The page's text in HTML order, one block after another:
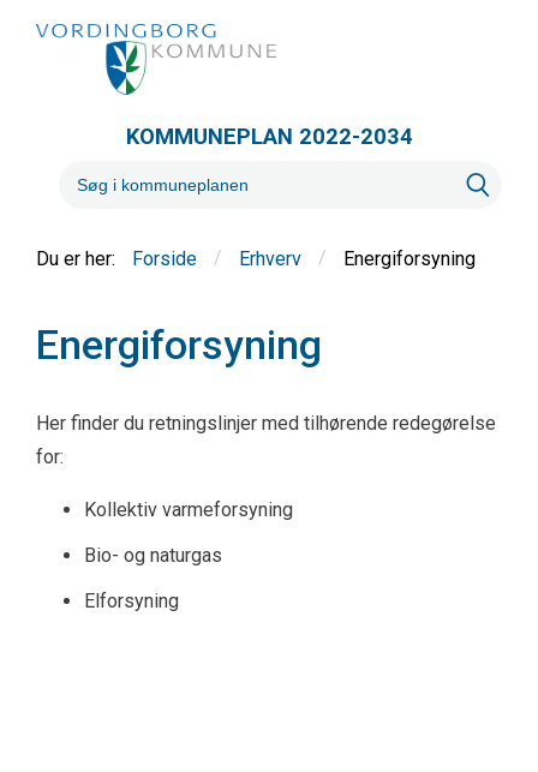
KOMMUNEPLAN 2022-2034
Forside / Erhverv / Energiforsyning
Energiforsyning
Her finder du retningslinjer med tilhørende redegørelse
for:
Kollektiv varmeforsyning
Bio- og naturgas
Elforsyning